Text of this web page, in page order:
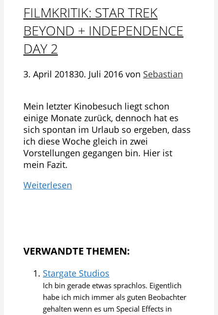
FILMKRITIK: STAR TREK
BEYOND + INDEPENDENCE
DAY 2
3. April 201830. Juli 2016 von Sebastian
Mein letzter Kinobesuch liegt schon
einige Monate zurück, dennoch hat es
sich spontan im Urlaub so ergeben, dass
ich diese Woche gleich in zwei
Vorstellungen gegangen bin. Hier ist
mein Fazit.
Weiterlesen
VERWANDTE THEMEN:
Stargate Studios
Ich bin gerade etwas sprachlos. Eigentlich
habe ich mich immer als guten Beobachter
gehalten wenn es um Special Effects in